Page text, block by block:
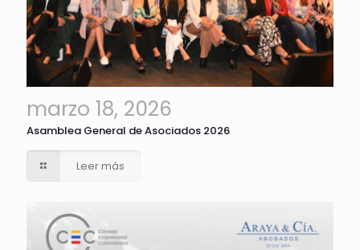
marzo 18, 2026
Asamblea General de Asociados 2026
Leer más